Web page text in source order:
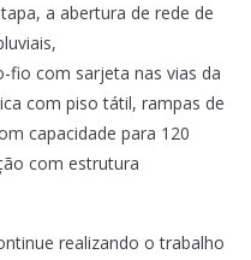
a abertura de rede de
fio com sarjeta nas vias da
com piso tátil, rampas de
capacidade para 120
com estrutura
realizando o trabalho